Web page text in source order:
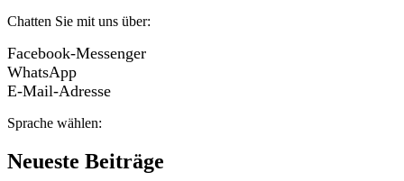
Chatten Sie mit uns über:
Facebook-Messenger
WhatsApp
E-Mail-Adresse
Sprache wählen:
Neueste Beiträge